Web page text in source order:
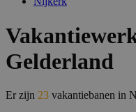
Gelderland
Er zijn 23 vakantiebanen in